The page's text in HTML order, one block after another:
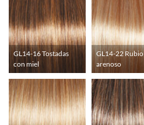
GL14-16 Tostadas
con miel
GL14-22 Rubio
arenoso